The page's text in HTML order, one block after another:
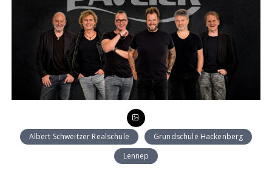
Albert Schweitzer Realschule
Grundschule Hackenberg
Lennep